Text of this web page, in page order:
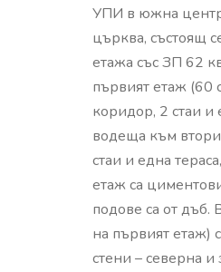
УПИ в южна
църква, състоящ
етажа със ЗП 62
първият етаж (60
коридор, 2 стаи
водеща към
стаи и една
етаж са
подове са от дъб.
на първият етаж)
стени – северна